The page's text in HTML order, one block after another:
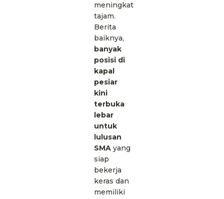
meningkat
tajam.
Berita
baiknya,
banyak
posisi di
kapal
pesiar
kini
terbuka
lebar
untuk
lulusan
SMA yang
siap
bekerja
keras dan
memiliki